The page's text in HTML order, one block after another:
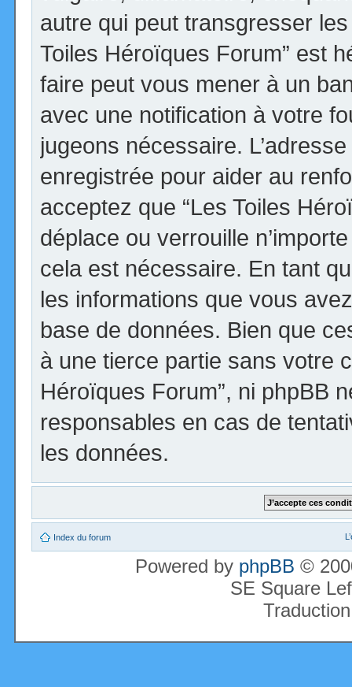
autre qui peut transgresser
Toiles Héroïques Forum” est
faire peut vous mener à un
avec une notification à votre
jugeons nécessaire.
enregistrée pour aider au
acceptez que “Les Toiles
déplace ou verrouille
cela est nécessaire. En tant
les informations que vous
base de données. Bien que
à une tierce partie sans votre
Héroïques Forum”, ni phpBB
responsables en cas de
les données.
Index du forum
Powered by phpBB ©
SE Square